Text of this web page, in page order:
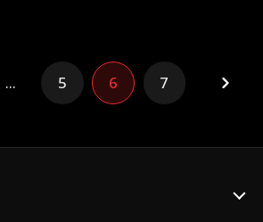
familia își dă seama că ea era cea care îi
cu adevărat uniți.
... 5 6 7